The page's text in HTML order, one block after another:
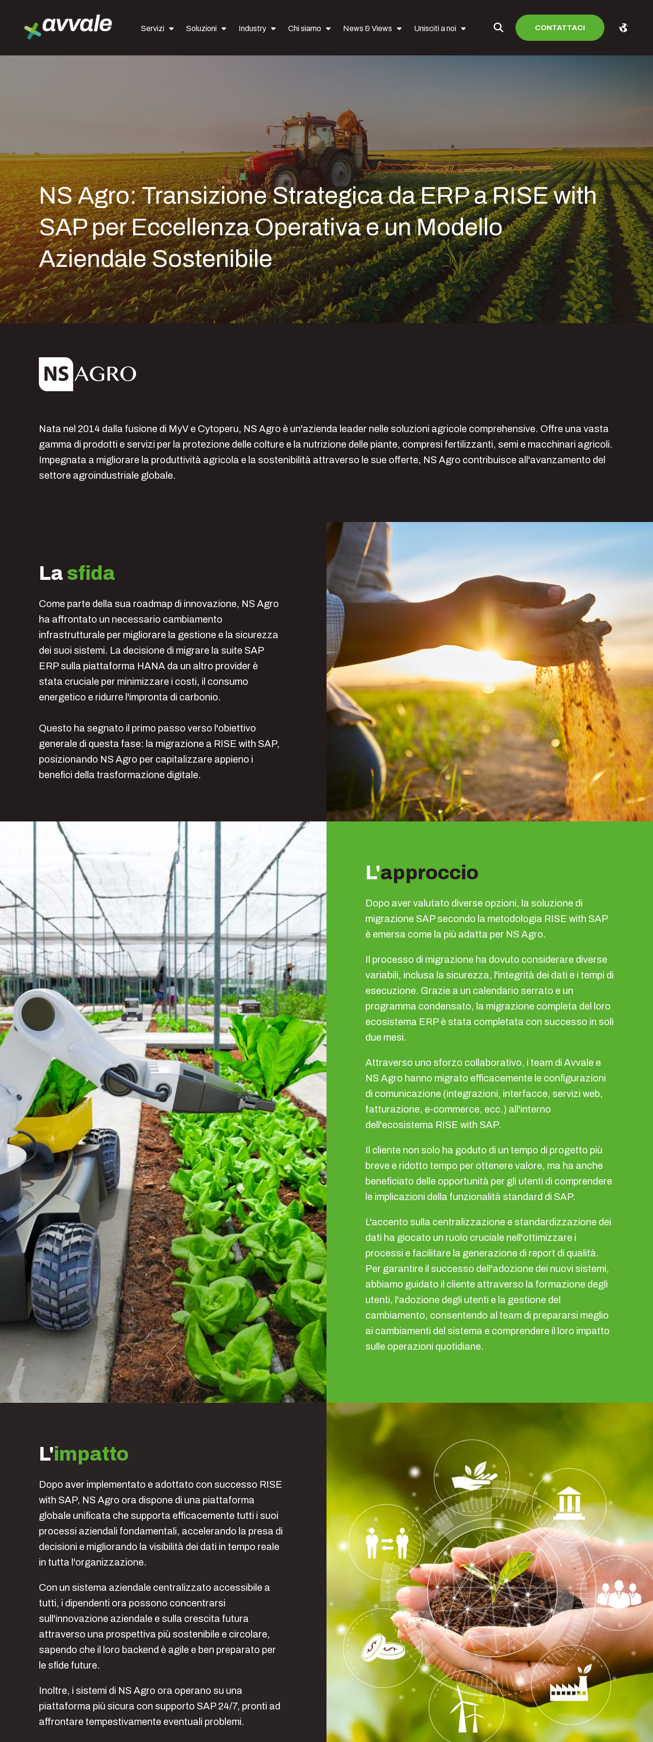
Servizi Soluzioni Industry Chi siamo News & Views Unisciti a noi CONTATTACI
NS Agro: Transizione Strategica da ERP a RISE with
SAP per Eccellenza Operativa e un Modello
Aziendale Sostenibile
Nata nel 2014 dalla fusione di MyV e Cytoperu, NS Agro è un'azienda leader nelle soluzioni agricole comprehensive. Offre una vasta
gamma di prodotti e servizi per la protezione delle colture e la nutrizione delle piante, compresi fertilizzanti, semi e macchinari agricoli.
Impegnata a migliorare la produttività agricola e la sostenibilità attraverso le sue offerte, NS Agro contribuisce all'avanzamento del
settore agroindustriale globale.
La sfida
Come parte della sua roadmap di innovazione, NS Agro
ha affrontato un necessario cambiamento
infrastrutturale per migliorare la gestione e la sicurezza
dei suoi sistemi. La decisione di migrare la suite SAP
ERP sulla piattaforma HANA da un altro provider è
stata cruciale per minimizzare i costi, il consumo
energetico e ridurre l'impronta di carbonio.
Questo ha segnato il primo passo verso l'obiettivo
generale di questa fase: la migrazione a RISE with SAP,
posizionando NS Agro per capitalizzare appieno i
benefici della trasformazione digitale.
L'approccio
Dopo aver valutato diverse opzioni, la soluzione di
migrazione SAP secondo la metodologia RISE with SAP
è emersa come la più adatta per NS Agro.
Il processo di migrazione ha dovuto considerare diverse
variabili, inclusa la sicurezza, l'integrità dei dati e i tempi di
esecuzione. Grazie a un calendario serrato e un
programma condensato, la migrazione completa del loro
ecosistema ERP è stata completata con successo in soli
due mesi.
Attraverso uno sforzo collaborativo, i team di Avvale e
NS Agro hanno migrato efficacemente le configurazioni
di comunicazione (integrazioni, interfacce, servizi web,
fatturazione, e-commerce, ecc.) all'interno
dell'ecosistema RISE with SAP.
Il cliente non solo ha goduto di un tempo di progetto più
breve e ridotto tempo per ottenere valore, ma ha anche
beneficiato delle opportunità per gli utenti di comprendere
le implicazioni della funzionalità standard di SAP.
L'accento sulla centralizzazione e standardizzazione dei
dati ha giocato un ruolo cruciale nell'ottimizzare i
processi e facilitare la generazione di report di qualità.
Per garantire il successo dell'adozione dei nuovi sistemi,
abbiamo guidato il cliente attraverso la formazione degli
utenti, l'adozione degli utenti e la gestione del
cambiamento, consentendo al team di prepararsi meglio
ai cambiamenti del sistema e comprendere il loro impatto
sulle operazioni quotidiane.
L'impatto
Dopo aver implementato e adottato con successo RISE
with SAP, NS Agro ora dispone di una piattaforma
globale unificata che supporta efficacemente tutti i suoi
processi aziendali fondamentali, accelerando la presa di
decisioni e migliorando la visibilità dei dati in tempo reale
in tutta l'organizzazione.
Con un sistema aziendale centralizzato accessibile a
tutti, i dipendenti ora possono concentrarsi
sull'innovazione aziendale e sulla crescita futura
attraverso una prospettiva più sostenibile e circolare,
sapendo che il loro backend è agile e ben preparato per
le sfide future.
Inoltre, i sistemi di NS Agro ora operano su una
piattaforma più sicura con supporto SAP 24/7, pronti ad
affrontare tempestivamente eventuali problemi.